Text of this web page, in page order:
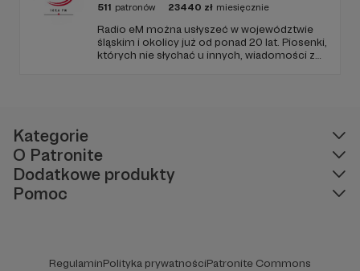
511 patronów 23440 zł miesięcznie
Radio eM można usłyszeć w województwie
śląskim i okolicy już od ponad 20 lat. Piosenki,
których nie słychać u innych, wiadomości z
Kategorie
O Patronite
Dodatkowe produkty
Pomoc
RegulaminPolityka prywatnościPatronite Commons